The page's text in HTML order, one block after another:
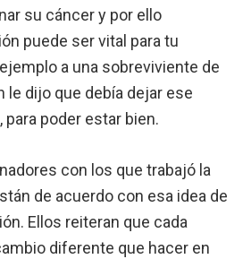
su cáncer y por ello
puede ser vital para tu
a una sobreviviente de
le dijo que debía dejar ese
para poder estar bien.
con los que trabajó la
de acuerdo con esa idea de
Ellos reiteran que cada
diferente que hacer en